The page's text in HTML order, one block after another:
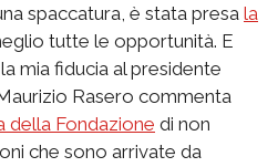
spaccatura, è stata presa la
tutte le opportunità. E
mia fiducia al presidente
Rasero commenta
della Fondazione di non
che sono arrivate da